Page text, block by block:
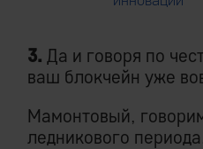
3. Да и говоря по
ваш блoкчeйн уже
Мамонтовый,
ледникового